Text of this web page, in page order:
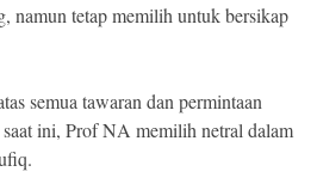
namun tetap memilih untuk bersikap
semua tawaran dan permintaan
ini, Prof NA memilih netral dalam